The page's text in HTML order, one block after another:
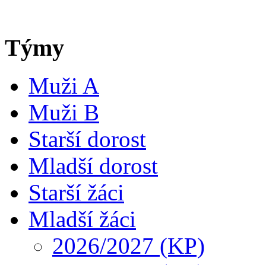
Týmy
Muži A
Muži B
Starší dorost
Mladší dorost
Starší žáci
Mladší žáci
2026/2027 (KP)